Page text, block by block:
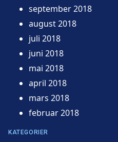
september 2018
august 2018
juli 2018
juni 2018
mai 2018
april 2018
mars 2018
februar 2018
KATEGORIER